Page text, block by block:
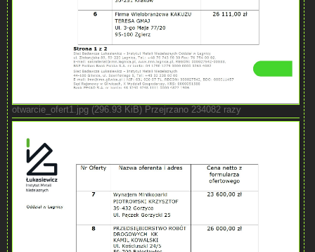
otwarcie_ofert1.jpg (296.93 KiB) Przejrzano 234082 razy